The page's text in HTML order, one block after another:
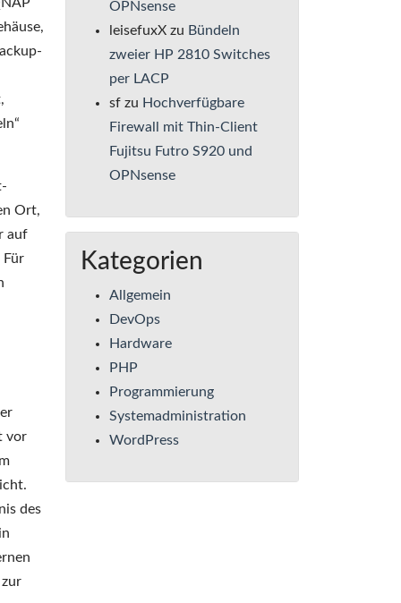
Ort,
auf
Für
vor
des
OPNsense
leisefuxX zu Bündeln
zweier HP 2810 Switches
per LACP
sf zu Hochverfügbare
Firewall mit Thin-Client
Fujitsu Futro S920 und
OPNsense
Kategorien
Allgemein
DevOps
Hardware
PHP
Programmierung
Systemadministration
WordPress